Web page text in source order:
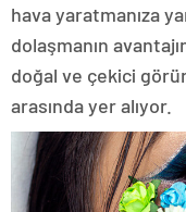
hava yaratmanıza
dolaşmanın
doğal ve çekici
arasında yer alıyor.